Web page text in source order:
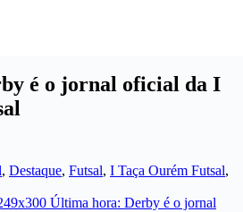
é o jornal oficial da I
, Destaque, Futsal, I Taça Ourém Futsal,